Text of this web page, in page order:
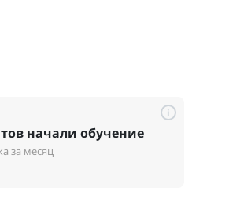
начали обучение
за месяц
i